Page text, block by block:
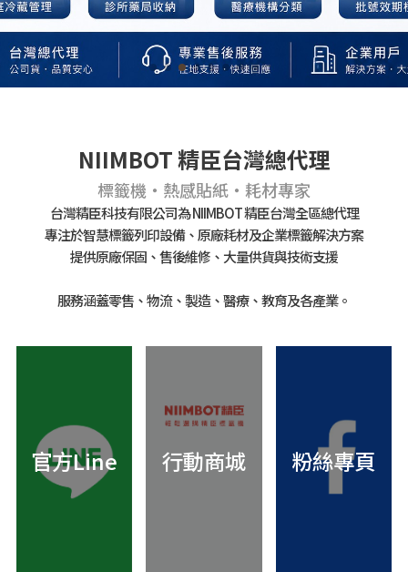
NIIMBOT 精臣台灣總代理
標籤機・熱感貼紙・耗材專家
台灣精臣科技有限公司為 NIIMBOT 精臣台灣全區總代理
專注於智慧標籤列印設備、原廠耗材及企業標籤解決方案
提供原廠保固、售後維修、大量供貨與技術支援
服務涵蓋零售、物流、製造、醫療、教育及各產業。
官方Line 行動商城 粉絲專頁